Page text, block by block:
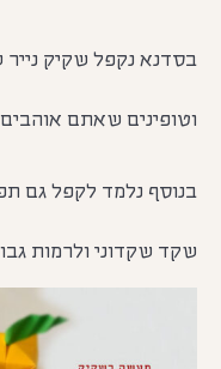
בסדנא נקפל שקיק
וטופינים שאתם
בנוסף נלמד לקפל גם
שקד שקדוני ולרמות